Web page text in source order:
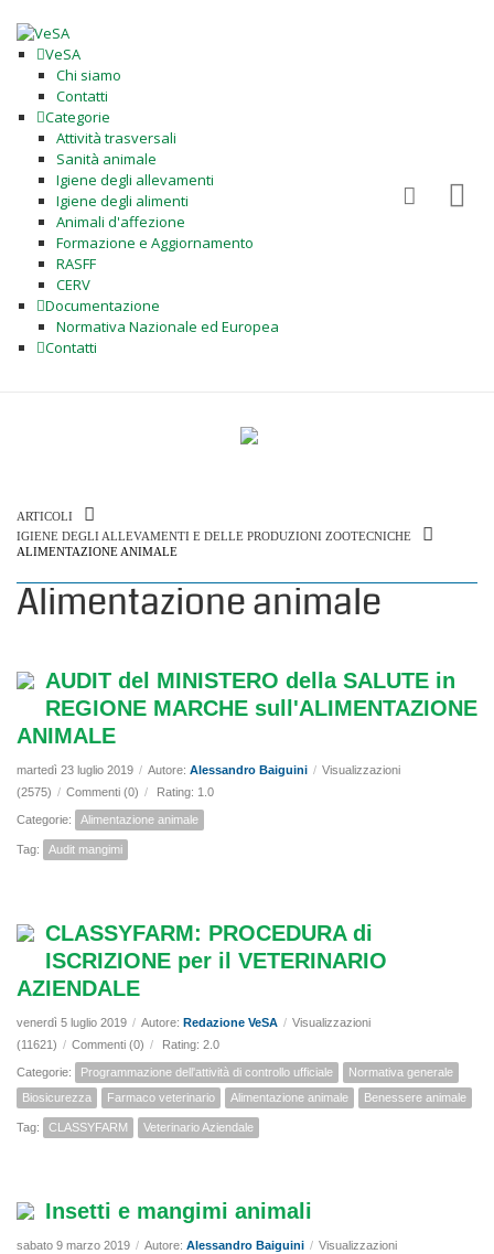
VeSA
Chi siamo
Contatti
Categorie
Attività trasversali
Sanità animale
Igiene degli allevamenti
Igiene degli alimenti
Animali d'affezione
Formazione e Aggiornamento
RASFF
CERV
Documentazione
Normativa Nazionale ed Europea
Contatti
ARTICOLI
IGIENE DEGLI ALLEVAMENTI E DELLE PRODUZIONI ZOOTECNICHE
ALIMENTAZIONE ANIMALE
Alimentazione animale
AUDIT del MINISTERO della SALUTE in
REGIONE MARCHE sull'ALIMENTAZIONE
ANIMALE
martedì 23 luglio 2019 / Autore: Alessandro Baiguini / Visualizzazioni
(2575) / Commenti (0) / Rating: 1.0
Categorie: Alimentazione animale
Tag: Audit mangimi
CLASSYFARM: PROCEDURA di
ISCRIZIONE per il VETERINARIO
AZIENDALE
venerdì 5 luglio 2019 / Autore: Redazione VeSA / Visualizzazioni
(11621) / Commenti (0) / Rating: 2.0
Categorie: Programmazione dell'attività di controllo ufficiale
Normativa generale
Biosicurezza
Farmaco veterinario Alimentazione animale Benessere animale
Tag: CLASSYFARM Veterinario Aziendale
Insetti e mangimi animali
sabato 9 marzo 2019 / Autore: Alessandro Baiguini / Visualizzazioni